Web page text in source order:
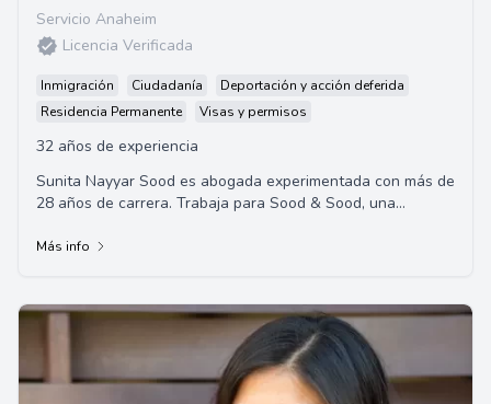
Servicio Anaheim
Licencia Verificada
Inmigración Ciudadanía
Deportación y acción deferida
Residencia Permanente
Visas y permisos
32 años de experiencia
Sunita Nayyar Sood es abogada experimentada con más de
28 años de carrera. Trabaja para Sood & Sood, una
Más info